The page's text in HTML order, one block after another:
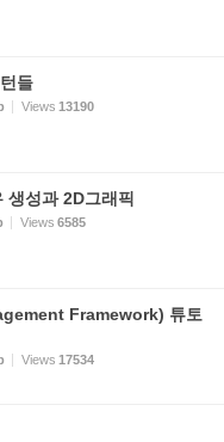
들
Views 13190
성과 2D그래픽
Views 6585
Framework) 튜토
Views 17534